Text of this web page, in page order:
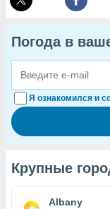
Погода в
Я ознакомился и
Крупные
Albany